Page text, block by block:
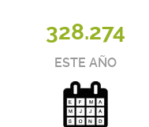
328.274
ESTE AÑO